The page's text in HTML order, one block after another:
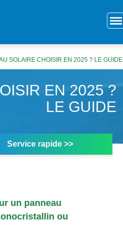
SOLAIRE CHOISIR EN 2025 ? LE GUIDE
EN 2025 ?
LE GUIDE
Service rapide >>
un panneau
ou